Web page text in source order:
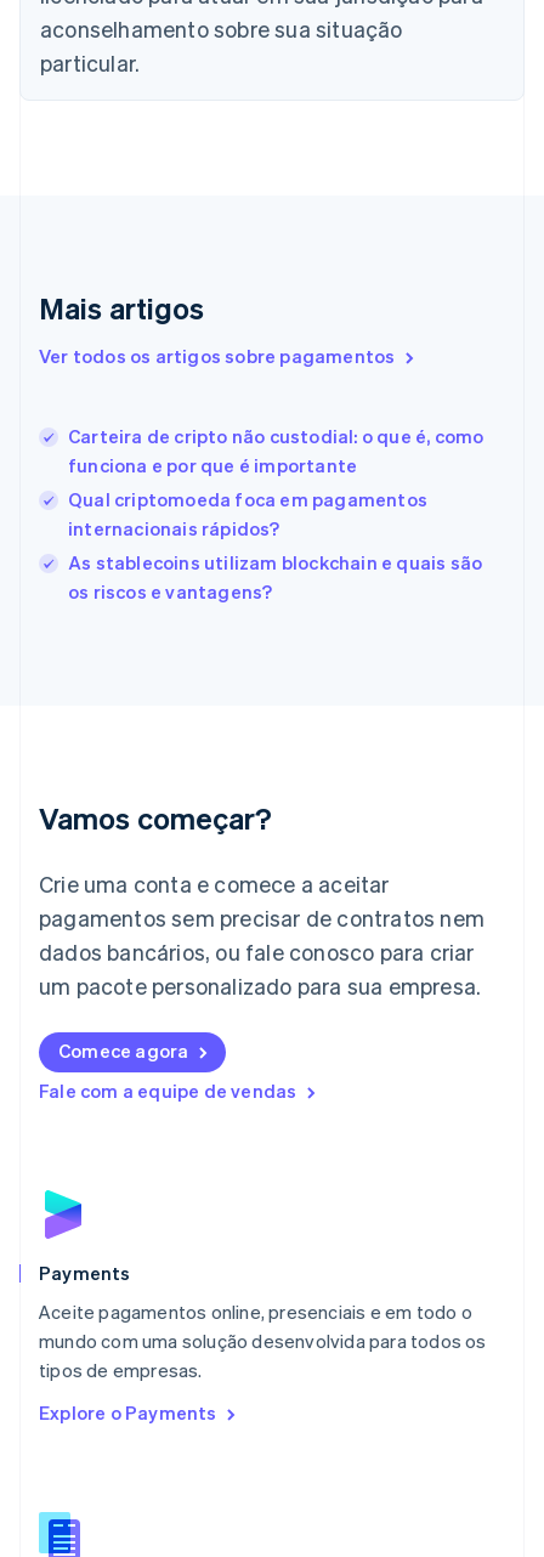
aconselhamento sobre sua situação
particular.
Mais artigos
Ver todos os artigos sobre pagamentos
Carteira de cripto não custodial: o que é, como
funciona e por que é importante
Qual criptomoeda foca em pagamentos
internacionais rápidos?
As stablecoins utilizam blockchain e quais são
os riscos e vantagens?
Vamos começar?
Crie uma conta e comece a aceitar
pagamentos sem precisar de contratos nem
dados bancários, ou fale conosco para criar
um pacote personalizado para sua empresa.
Comece agora
Fale com a equipe de vendas
Payments
Aceite pagamentos online, presenciais e em todo o
mundo com uma solução desenvolvida para todos os
tipos de empresas.
Explore o Payments
China continental
简体中文 English
Chipre
Croácia
Eslovênia
Espanha
EnglishEspañol简体中文
Estônia
Finlândia
EnglishSvenska
França
Gibraltar
English
Italiano English
日本語English
Letônia
Liechtenstein
Lituânia
English
Luxemburgo
Malta
English
EspañolEnglish
English
Nova Zelândia
English
NederlandsEnglish
Português
RAE de Hong Kong, China